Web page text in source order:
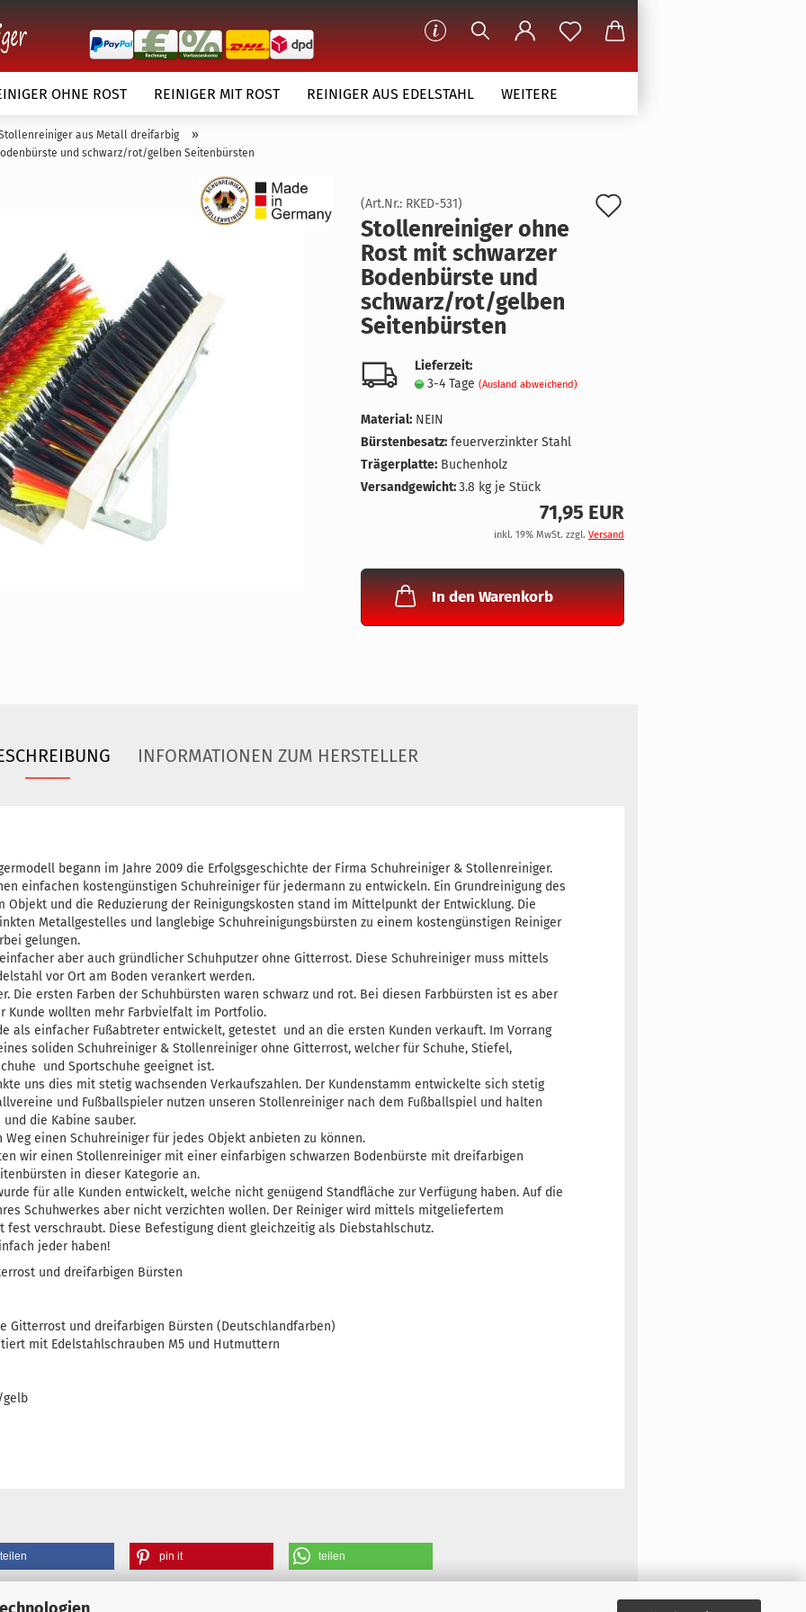
OHNE ROST REINIGER MIT ROST REINIGER AUS EDELSTAHL WEITERE
aus Metall dreifarbig »
und schwarz/rot/gelben Seitenbürsten
(Art.Nr.: RKED-531)
Stol­len­rei­ni­ger ohne
Rost mit schwar­zer
Bo­den­bürs­te und
schwarz/rot/gel­ben
Sei­ten­bürs­ten
Lieferzeit:
3-4 Tage (Ausland abweichend)
Material: NEIN
Bürstenbesatz: feuerverzinkter Stahl
Trägerplatte: Buchenholz
Versandgewicht:3.8 kg je Stück
71,95 EUR
inkl. 19% MwSt. zzgl. Versand
In den Warenkorb
INFORMATIONEN ZUM HERSTELLER
begann im Jahre 2009 die Erfolgsgeschichte der Firma Schuhreiniger & Stollenreiniger.
einfachen kostengünstigen Schuhreiniger für jedermann zu entwickeln. Ein Grundreinigung des
Objekt und die Reduzierung der Reinigungskosten stand im Mittelpunkt der Entwicklung. Die
Metallgestelles und langlebige Schuhreinigungsbürsten zu einem kostengünstigen Reiniger
gelungen.
aber auch gründlicher Schuhputzer ohne Gitterrost. Diese Schuhreiniger muss mittels
vor Ort am Boden verankert werden.
Die ersten Farben der Schuhbürsten waren schwarz und rot. Bei diesen Farbbürsten ist es aber
Kunde wollten mehr Farbvielfalt im Portfolio.
als einfacher Fußabtreter entwickelt, getestet und an die ersten Kunden verkauft. Im Vorrang
soliden Schuhreiniger & Stollenreiniger ohne Gitterrost, welcher für Schuhe, Stiefel,
und Sportschuhe geeignet ist.
uns dies mit stetig wachsenden Verkaufszahlen. Der Kundenstamm entwickelte sich stetig
und Fußballspieler nutzen unseren Stollenreiniger nach dem Fußballspiel und halten
die Kabine sauber.
einen Schuhreiniger für jedes Objekt anbieten zu können.
wir einen Stollenreiniger mit einer einfarbigen schwarzen Bodenbürste mit dreifarbigen
in dieser Kategorie an.
für alle Kunden entwickelt, welche nicht genügend Standfläche zur Verfügung haben. Auf die
Schuhwerkes aber nicht verzichten wollen. Der Reiniger wird mittels mitgeliefertem
fest verschraubt. Diese Befestigung dient gleichzeitig als Diebstahlschutz.
jeder haben!
und dreifarbigen Bürsten
Gitterrost und dreifarbigen Bürsten (Deutschlandfarben)
mit Edelstahlschrauben M5 und Hutmuttern
teilen pin it teilen